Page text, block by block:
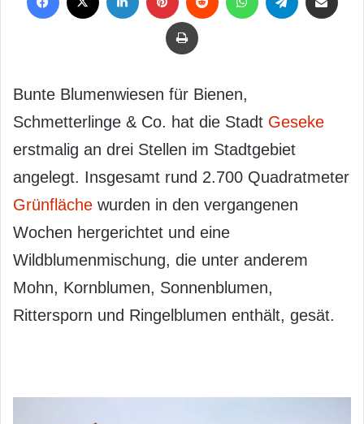
Drucken
Bunte Blumenwiesen für Bienen,
Schmetterlinge & Co. hat die Stadt Geseke
erstmalig an drei Stellen im Stadtgebiet
angelegt. Insgesamt rund 2.700 Quadratmeter
Grünfläche wurden in den vergangenen
Wochen hergerichtet und eine
Wildblumenmischung, die unter anderem
Mohn, Kornblumen, Sonnenblumen,
Rittersporn und Ringelblumen enthält, gesät.